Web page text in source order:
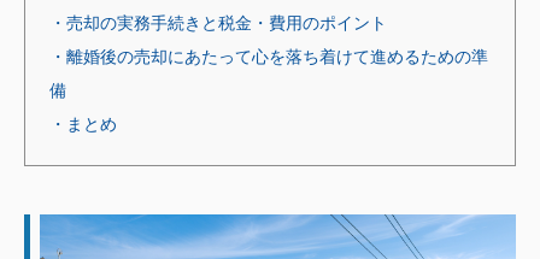
・売却の実務手続きと税金・費用のポイント
・離婚後の売却にあたって心を落ち着けて進めるための準
備
・まとめ